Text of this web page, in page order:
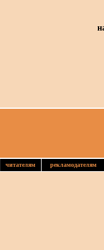
читателям рекламодателям